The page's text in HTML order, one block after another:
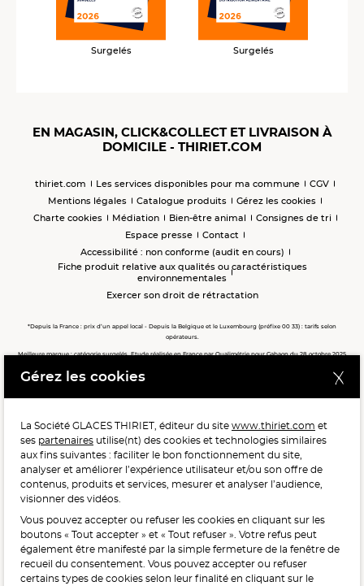
Surgelés Surgelés
EN MAGASIN, CLICK&COLLECT ET LIVRAISON À
DOMICILE - THIRIET.COM
thiriet.com Les services disponibles pour ma commune
CGV
Mentions légales
Catalogue produits
Gérez les cookies
Charte cookies
Médiation Bien-être animal
Consignes de tri
Espace presse
Contact
Accessibilité : non conforme (audit en cours)
Fiche produit relative aux qualités ou caractéristiques
environnementales
Exercer son droit de rétractation
*Depuis la France : prix d’un appel local - Depuis la Belgique et le Luxembourg (préfixe 00 33) : tarifs selon
opérateurs.
Meilleure marque : catégorie surgelés. Etude réalisée en France par Qualimétrie pour Gabaon du 28 octobre 2025
Meilleure chaîne de magasins, Meilleur e-commerçant, Meilleure relation clients : catégorie surgelés. Étude
POUR VOTRE SANTÉ, MANGEZ AU MOINS CINQ FRUITS ET
LÉGUMES PAR JOUR.WWW.MANGERBOUGER.FR
L'abus d'alcool est dangereux pour la santé, à consommer
avec modération.
Gérez les cookies
La Société GLACES THIRIET, éditeur du site www.thiriet.com et
ses partenaires utilise(nt) des cookies et technologies similaires
aux fins suivantes : faciliter le bon fonctionnement du site,
analyser et améliorer l’expérience utilisateur et/ou son offre de
contenus, produits et services, mesurer et analyser l’audience,
visionner des vidéos.
Vous pouvez accepter ou refuser les cookies en cliquant sur les
boutons « Tout accepter » et « Tout refuser ». Votre refus peut
également être manifesté par la simple fermeture de la fenêtre de
recueil du consentement. Vous pouvez accepter ou refuser
certains types de cookies selon leur finalité en cliquant sur le